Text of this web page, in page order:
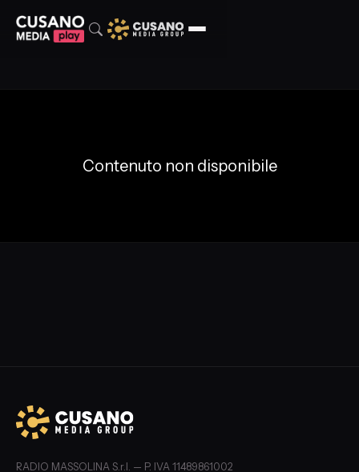
Contenuto non disponibile
RADIO MASSOLINA S.r.l. — P. IVA 11489861002